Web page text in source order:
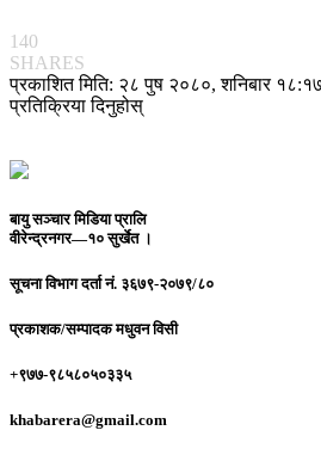
140
SHARES
प्रकाशित मिति: २८ पुष २०८०, शनिबार
प्रतिक्रिया दिनुहोस्
बायु सञ्चार मिडिया प्रालि
वीरेन्द्रनगर—१० सुर्खेत ।
सूचना विभाग दर्ता नं. ३६७९-२०७९/८०
प्रकाशक/सम्पादकमधुवन विसी
+९७७-९८५८०५०३३५
khabarera@gmail.com